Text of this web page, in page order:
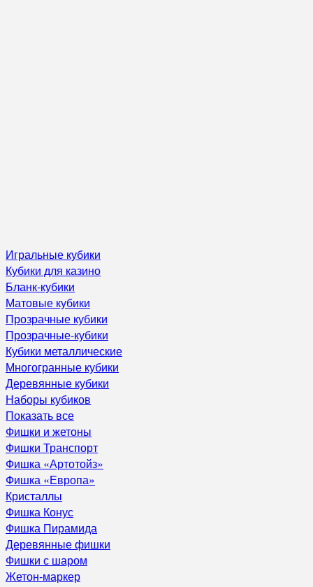
Игральные кубики
Кубики для казино
Бланк-кубики
Матовые кубики
Прозрачные кубики
Прозрачные-кубики
Кубики металлические
Многогранные кубики
Деревянные кубики
Наборы кубиков
Показать все
Фишки и жетоны
Фишки Транспорт
Фишка «Артотойз»
Фишка «Европа»
Кристаллы
Фишка Конус
Фишка Пирамида
Деревянные фишки
Фишки с шаром
Жетон-маркер